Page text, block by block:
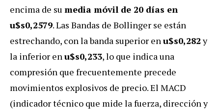
encima de su media móvil de 20 días en
u$s0,2579. Las Bandas de Bollinger se están
estrechando, con la banda superior enu$s0,282y
la inferior enu$s0,233, lo que indica una
compresión que frecuentemente precede
movimientos explosivos de precio. El MACD
(indicador técnico que mide la fuerza, dirección y